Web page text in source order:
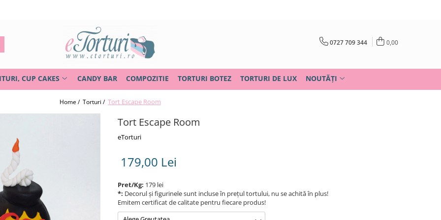
0727 709 344 0,00
CUP CAKES CANDY BAR COMPOZITIE TORTURI BOTEZ TORTURI DE LUX NOUTĂȚI
Home / Torturi / Tort Escape Room
Tort Escape Room
eTorturi
179,00 Lei
Pret/Kg: 179 lei
*: Decorul și figurinele sunt incluse în prețul tortului, nu se achită în plus!
Emitem certificat de calitate pentru fiecare produs!